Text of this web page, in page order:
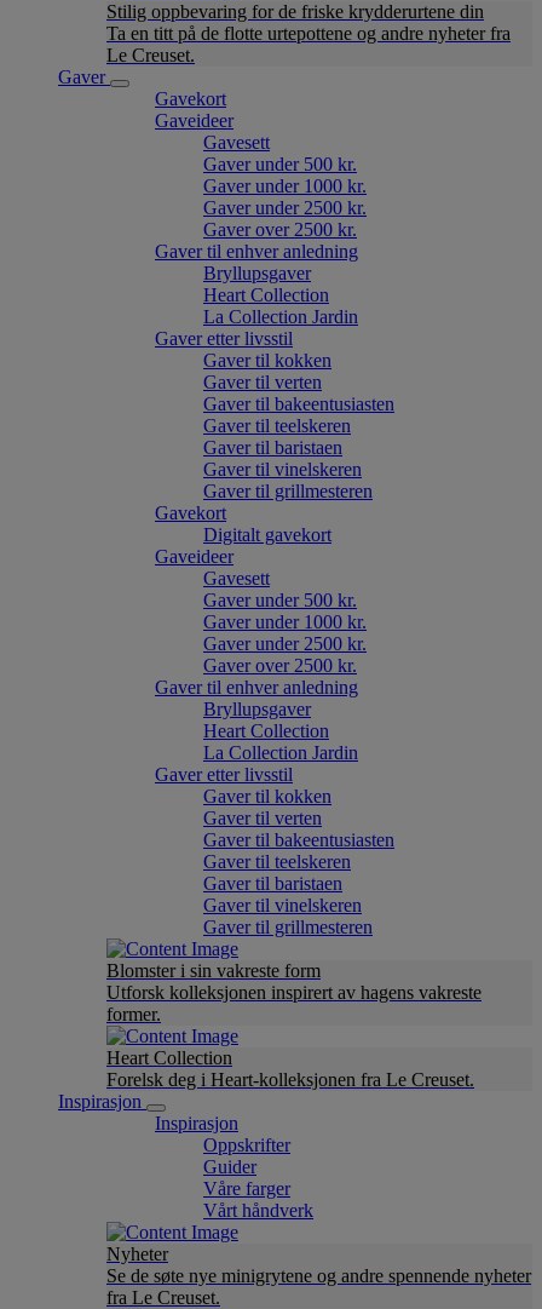
Stilig oppbevaring for de friske krydderurtene din
Ta en titt på de flotte urtepottene og andre nyheter fra
Le Creuset.
Gaver
Gavekort
Gaveideer
Gavesett
Gaver under 500 kr.
Gaver under 1000 kr.
Gaver under 2500 kr.
Gaver over 2500 kr.
Gaver til enhver anledning
Bryllupsgaver
Heart Collection
La Collection Jardin
Gaver etter livsstil
Gaver til kokken
Gaver til verten
Gaver til bakeentusiasten
Gaver til teelskeren
Gaver til baristaen
Gaver til vinelskeren
Gaver til grillmesteren
Gavekort
Digitalt gavekort
Gaveideer
Gavesett
Gaver under 500 kr.
Gaver under 1000 kr.
Gaver under 2500 kr.
Gaver over 2500 kr.
Gaver til enhver anledning
Bryllupsgaver
Heart Collection
La Collection Jardin
Gaver etter livsstil
Gaver til kokken
Gaver til verten
Gaver til bakeentusiasten
Gaver til teelskeren
Gaver til baristaen
Gaver til vinelskeren
Gaver til grillmesteren
Blomster i sin vakreste form
Utforsk kolleksjonen inspirert av hagens vakreste
former.
Heart Collection
Forelsk deg i Heart-kolleksjonen fra Le Creuset.
Inspirasjon
Inspirasjon
Oppskrifter
Guider
Våre farger
Vårt håndverk
Nyheter
Se de søte nye minigrytene og andre spennende nyheter
fra Le Creuset.